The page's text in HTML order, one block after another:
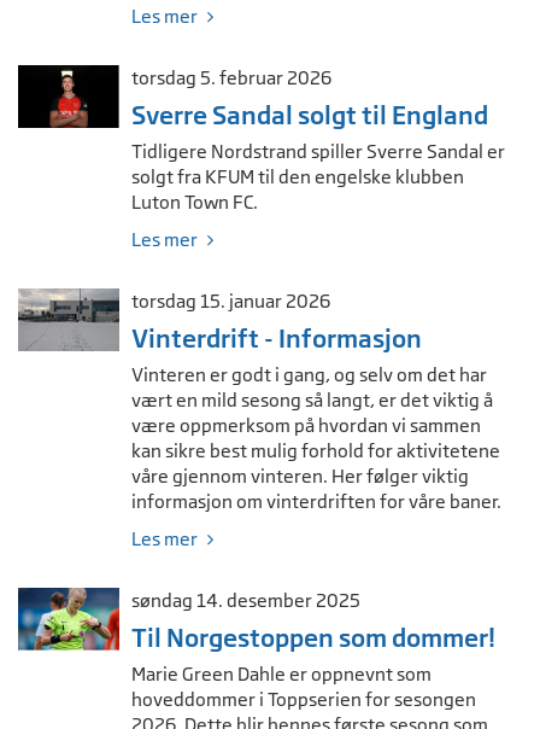
Les mer
torsdag 5. februar 2026
Sverre Sandal solgt til England
Tidligere Nordstrand spiller Sverre Sandal er
solgt fra KFUM til den engelske klubben
Luton Town FC.
Les mer
torsdag 15. januar 2026
Vinterdrift - Informasjon
Vinteren er godt i gang, og selv om det har
vært en mild sesong så langt, er det viktig å
være oppmerksom på hvordan vi sammen
kan sikre best mulig forhold for aktivitetene
våre gjennom vinteren. Her følger viktig
informasjon om vinterdriften for våre baner.
Les mer
søndag 14. desember 2025
Til Norgestoppen som dommer!
Marie Green Dahle er oppnevnt som
hoveddommer i Toppserien for sesongen